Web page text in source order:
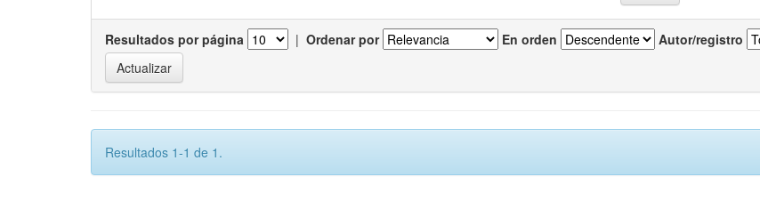
Resultados por página | Ordenar por En orden Autor/registro
Resultados 1-1 de 1.